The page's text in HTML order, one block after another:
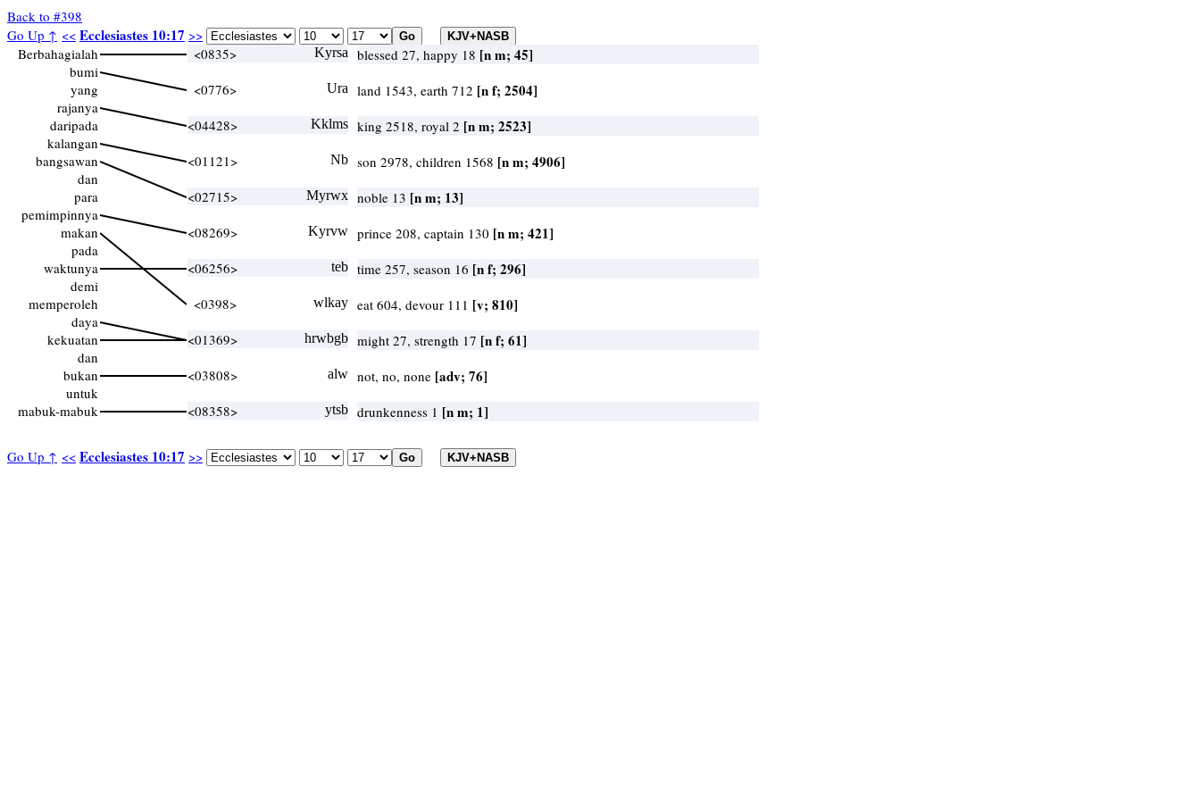
Back to #398
Go Up ↑ << Ecclesiastes 10:17 >>
Go Up ↑ << Ecclesiastes 10:17 >>
Berbahagialah
bumi
yang
rajanya
daripada
kalangan
bangsawan
dan
para
pemimpinnya
makan
pada
waktunya
demi
memperoleh
daya
kekuatan
dan
bukan
untuk
mabuk-mabuk
<0835> Kyrsa blessed 27, happy 18 [n m; 45]
<0776> Ura land 1543, earth 712 [n f; 2504]
<04428> Kklms king 2518, royal 2 [n m; 2523]
<01121> Nb son 2978, children 1568 [n m; 4906]
<02715> Myrwx noble 13 [n m; 13]
<08269> Kyrvw prince 208, captain 130 [n m; 421]
<06256> teb time 257, season 16 [n f; 296]
<0398> wlkay eat 604, devour 111 [v; 810]
<01369> hrwbgb might 27, strength 17 [n f; 61]
<03808> alw not, no, none [adv; 76]
<08358> ytsb drunkenness 1 [n m; 1]